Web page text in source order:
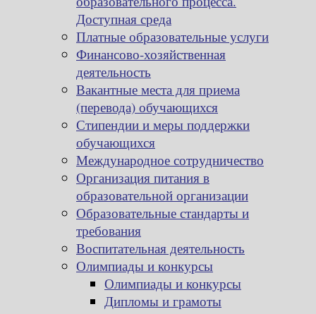
Доступная среда
Платные образовательные услуги
Финансово-хозяйственная
деятельность
Вакантные места для приема
(перевода) обучающихся
Стипендии и меры поддержки
обучающихся
Международное сотрудничество
Организация питания в
образовательной организации
Образовательные стандарты и
требования
Воспитательная деятельность
Олимпиады и конкурсы
Олимпиады и конкурсы
Дипломы и грамоты